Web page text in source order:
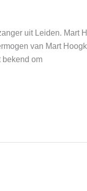
uit Leiden. Mart
van Mart
bekend om